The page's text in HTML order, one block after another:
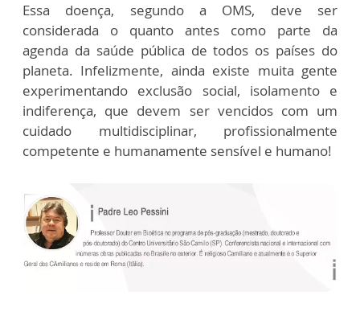
Essa doença, segundo a OMS, deve ser
considerada o quanto antes como parte da
agenda da saúde pública de todos os países do
planeta. Infelizmente, ainda existe muita gente
experimentando exclusão social, isolamento e
indiferença, que devem ser vencidos com um
cuidado multidisciplinar, profissionalmente
competente e humanamente sensível e humano!